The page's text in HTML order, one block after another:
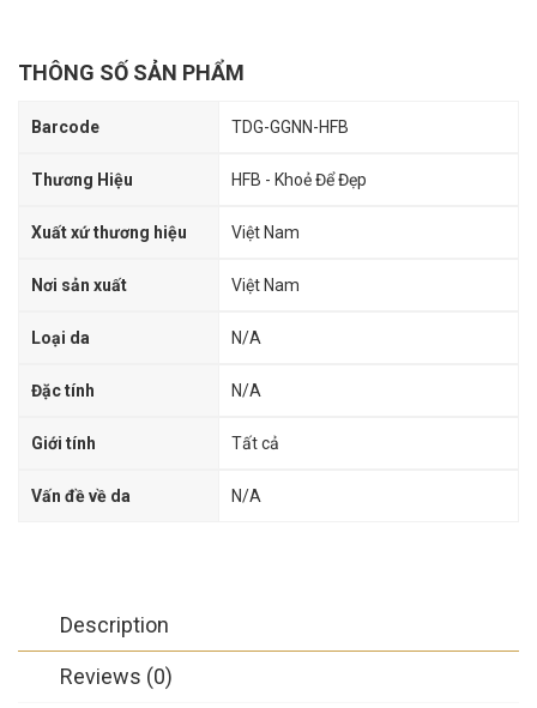
THÔNG SỐ SẢN PHẨM
Barcode TDG-GGNN-HFB
Thương Hiệu HFB - Khoẻ Để Đẹp
Xuất xứ thương hiệu Việt Nam
Nơi sản xuất Việt Nam
Loại da N/A
Đặc tính N/A
Giới tính Tất cả
Vấn đề về da N/A
Description
Reviews (0)